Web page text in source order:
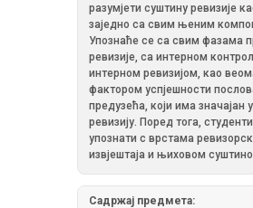
разумјети суштину ревизије
заједно са свим њеним
Упознаће се са свим фазама
ревизије, са интерном
интерном ревизијом, као
фактором успјешности
предузећа, који има значајан
ревизију. Поред тога,
упознати с врстама
извјештаја и њиховом
Садржај предмета: